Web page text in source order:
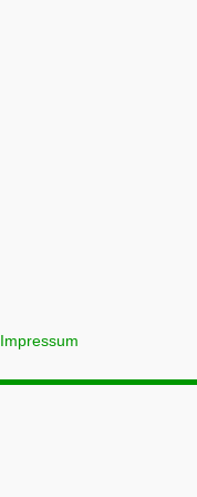
Impressum